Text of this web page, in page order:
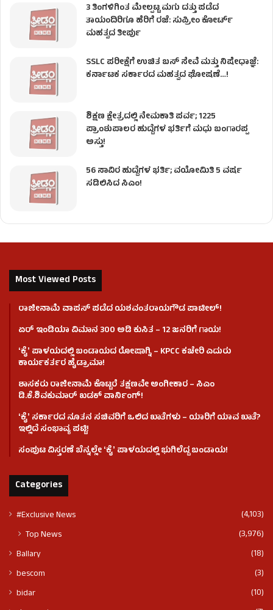
3 ತಿಂಗಳಿಗಿಂತ ಮೇಲ್ಪಟ್ಟ ಮಗು ದತ್ತು ಪಡೆದ
ತಾಯಂದಿರಿಗೂ ಹೆರಿಗೆ ರಜೆ: ಸುಪ್ರೀಂ ಕೋರ್ಟ್
ಮಹತ್ವದ ತೀರ್ಪು
SSLC ಪರೀಕ್ಷೆಗೆ ಉಚಿತ ಬಸ್ ಸೇವೆ ಮತ್ತು ನಿಷೇಧಾಜ್ಞೆ:
ಕರ್ನಾಟಕ ಸರ್ಕಾರದ ಮಹತ್ವದ ಘೋಷಣೆ…!
ಶಿಕ್ಷಣ ಕ್ಷೇತ್ರದಲ್ಲಿ ನೇಮಕಾತಿ ಪರ್ವ; 1225
ಪ್ರಾಂಶುಪಾಲರ ಹುದ್ದೆಗಳ ಭರ್ತಿಗೆ ಮಧು ಬಂಗಾರಪ್ಪ
ಅಸ್ತು!
56 ಸಾವಿರ ಹುದ್ದೆಗಳ ಭರ್ತಿ; ವಯೋಮಿತಿ 5 ವರ್ಷ
ಸಡಿಲಿಸಿದ ಸಿಎಂ!
Most Viewed Posts
ರಾಜೀನಾಮೆ ವಾಪಸ್ ಪಡೆದ ಯಶವಂತರಾಯಗೌಡ ಪಾಟೀಲ್‌!
ಏರ್ ಇಂಡಿಯಾ ವಿಮಾನ 300 ಅಡಿ ಕುಸಿತ – 12 ಜನರಿಗೆ ಗಾಯ!
ʻಕೈʼ​ ಪಾಳಯದಲ್ಲಿ ಬಂಡಾಯದ ರೋಷಾಗ್ನಿ – KPCC ಕಚೇರಿ ಎದುರು
ಕಾರ್ಯಕರ್ತರ ಹೈಡ್ರಾಮಾ!
ಶಾಸಕರು ರಾಜೀನಾಮೆ ಕೊಟ್ಟರೆ ತಕ್ಷಣವೇ ಅಂಗೀಕಾರ – ಸಿಎಂ
ಡಿ.ಕೆ.ಶಿವಕುಮಾರ್ ಖಡಕ್ ವಾರ್ನಿಂಗ್!
ʻಕೈʼ ಸರ್ಕಾರದ ನೂತನ ಸಚಿವರಿಗೆ ಒಲಿದ ಖಾತೆಗಳು – ಯಾರಿಗೆ ಯಾವ ಖಾತೆ?
ಇಲ್ಲಿದೆ ಸಂಭಾವ್ಯ ಪಟ್ಟಿ!
ಸಂಪುಟ ವಿಸ್ತರಣೆ ಬೆನ್ನಲ್ಲೇ ʻಕೈʼ ಪಾಳಯದಲ್ಲಿ ಭುಗಿಲೆದ್ದ ಬಂಡಾಯ!
Categories
#Exclusive News (4,103)
Top News (3,976)
Ballary
(18)
bescom
(3)
bidar
(10)